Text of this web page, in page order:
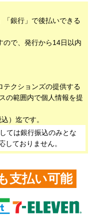
「銀行」で後払いできる
ので、発行から14日以内
テクションズの提供する
の範囲内で個人情報を提
）迄です。
ては銀行振込のみとな
しておりません。
支払い可能